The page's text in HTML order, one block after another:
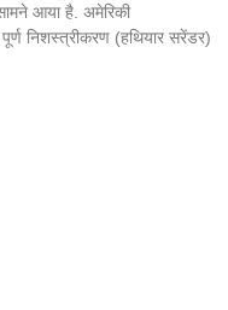
आया है. अमेरिकी
निशस्त्रीकरण (हथियार सरेंडर)